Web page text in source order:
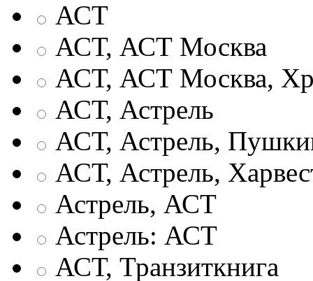
АСТ
АСТ, АСТ Москва
АСТ, АСТ Москва,
АСТ, Астрель
АСТ, Астрель,
АСТ, Астрель,
Астрель, АСТ
Астрель: АСТ
АСТ, Транзиткнига